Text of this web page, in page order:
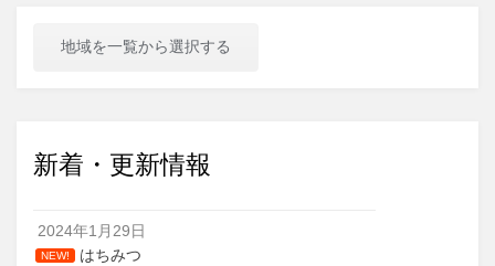
地域を一覧から選択する
新着・更新情報
2024年1月29日
NEW! はちみつ